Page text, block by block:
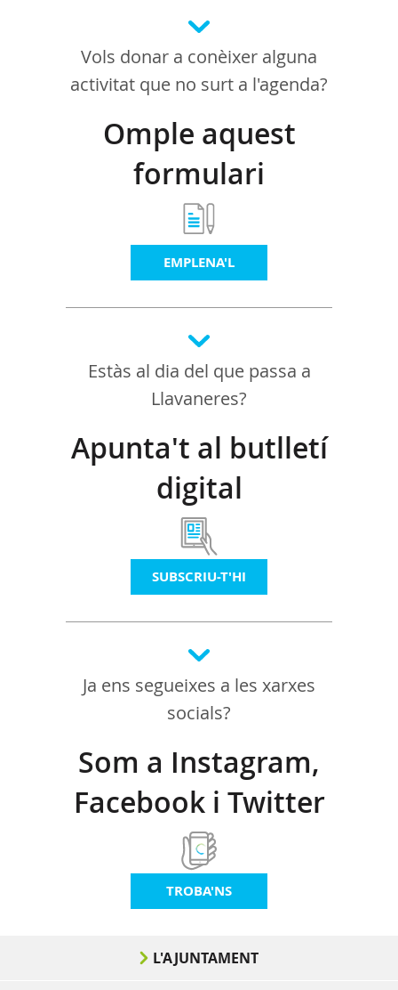
Vols donar a conèixer alguna
activitat que no surt a l'agenda?
Omple aquest
formulari
EMPLENA'L
Estàs al dia del que passa a
Llavaneres?
Apunta't al butlletí
digital
SUBSCRIU-T'HI
Ja ens segueixes a les xarxes
socials?
Som a Instagram,
Facebook i Twitter
TROBA'NS
L'AJUNTAMENT